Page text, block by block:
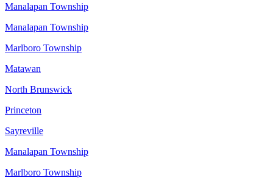
Manalapan Township
Manalapan Township
Marlboro Township
Matawan
North Brunswick
Princeton
Sayreville
Manalapan Township
Marlboro Township